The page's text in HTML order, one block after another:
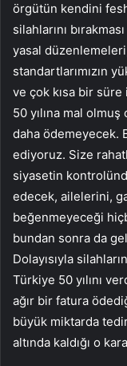
örgütün kendini
silahlarını
yasal
standartlarımızın
ve çok kısa bir
50 yılına mal
daha ödemeyecek.
ediyoruz. Size
siyasetin
edecek, ailelerini,
beğenmeyeceği
bundan sonra da
Dolayısıyla
Türkiye 50 yılını
ağır bir fatura
büyük miktarda
altında kaldığı o